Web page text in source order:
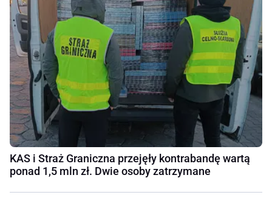
KAS i Straż Graniczna przejęły kontrabandę wartą
ponad 1,5 mln zł. Dwie osoby zatrzymane